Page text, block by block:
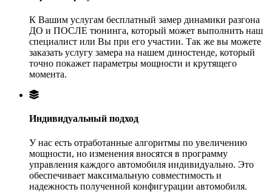
К Вашим услугам бесплатный замер динамики разгона
ДО и ПОСЛЕ тюнинга, который может выполнить наш
специалист или Вы при его участии. Так же вы можете
заказать услугу замера на нашем диностенде, который
точно покажет параметры мощности и крутящего
момента.
Индивидуальный подход
У нас есть отработанные алгоритмы по увеличению
мощности, но изменения вносятся в программу
управления каждого автомобиля индивидуально. Это
обеспечивает максимальную совместимость и
надежность полученной конфигурации автомобиля.